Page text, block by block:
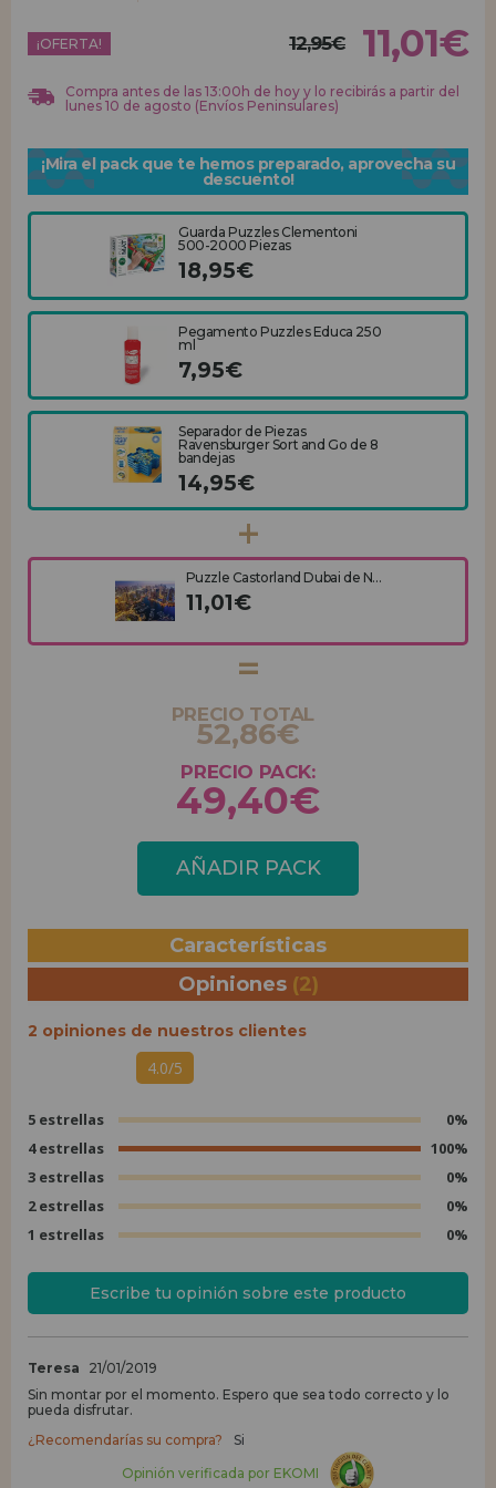
REGISTRO DISTRIBUIDOR
¡OFERTA! 12,95€ 11,01€
Compra antes de las 13:00h de hoy y lo recibirás a partir del
lunes 10 de agosto (Envíos Peninsulares)
¡Mira el pack que te hemos preparado, aprovecha su
descuento!
Guarda Puzzles Clementoni
500-2000 Piezas
18,95€
Pegamento Puzzles Educa 250
ml
7,95€
Separador de Piezas
Ravensburger Sort and Go de 8
bandejas
14,95€
Puzzle Castorland Dubai de N...
11,01€
PRECIO TOTAL
52,86€
PRECIO PACK:
49,40€
AÑADIR PACK
Características
Opiniones (2)
2 opiniones de nuestros clientes
4.0/5
5 estrellas
0%
4 estrellas
100%
3 estrellas
0%
2 estrellas
0%
1 estrellas
0%
Escribe tu opinión sobre este producto
Teresa
21/01/2019
Sin montar por el momento. Espero que sea todo correcto y lo
pueda disfrutar.
¿Recomendarías su compra?
Si
Opinión verificada por EKOMI